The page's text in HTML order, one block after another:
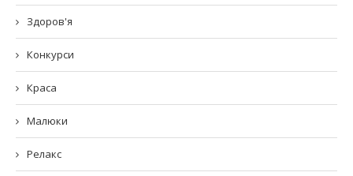
Здоров'я
Конкурси
Краса
Малюки
Релакс